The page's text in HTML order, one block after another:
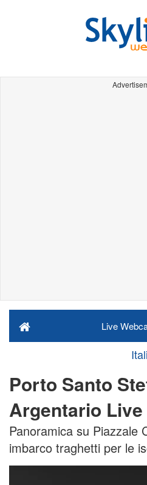
Live
Porto Santo
Argentario
Panoramica su Piazzale
imbarco traghetti per le